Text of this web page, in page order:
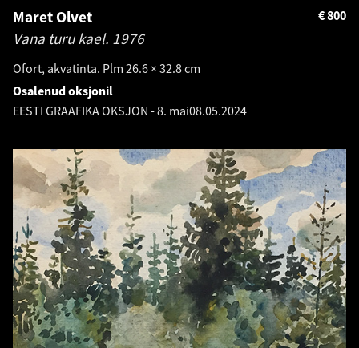
Maret Olvet
Vana turu kael. 1976
Ofort, akvatinta. Plm 26.6 × 32.8 cm
800
€
Osalenud oksjonil
EESTI GRAAFIKA OKSJON - 8. mai08.05.2024